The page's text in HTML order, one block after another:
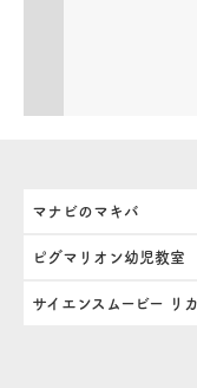
マナビのマキバ
ピグマリオン幼児教室
サイエンスムービー リ